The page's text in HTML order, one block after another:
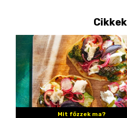
Cikkek
Mit főzzek ma?